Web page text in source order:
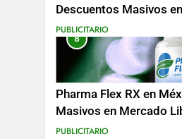
Descuentos Masivos
PUBLICITARIO
8
Pharma Flex RX en
Masivos en Mercado
PUBLICITARIO